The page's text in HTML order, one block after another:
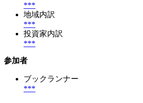
***
地域内訳
***
投資家内訳
***
参加者
ブックランナー
***